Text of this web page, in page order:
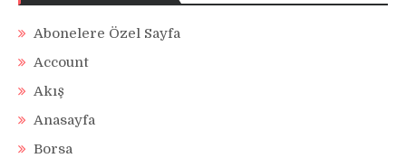
Abonelere Özel Sayfa
Account
Akış
Anasayfa
Borsa